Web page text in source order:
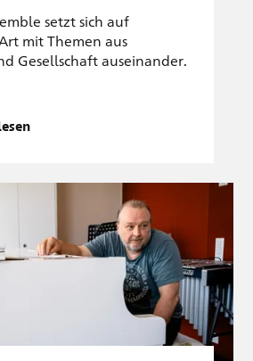
setzt sich auf
mit Themen aus
Gesellschaft auseinander.